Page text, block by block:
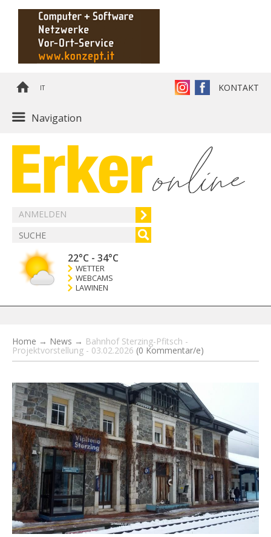
IT KONTAKT
Navigation
ANMELDEN
22°C - 34°C
WETTER
WEBCAMS
LAWINEN
Home → News → Bahnhof Sterzing-Pfitsch -
Projektvorstellung - 03.02.2026 (0 Kommentar/e)